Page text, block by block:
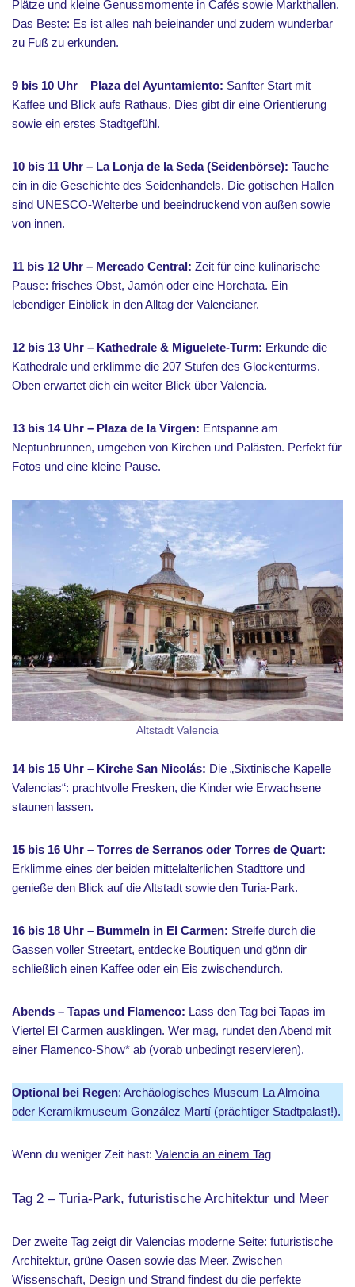
Plätze und kleine Genussmomente in Cafés sowie Markthallen.
Das Beste: Es ist alles nah beieinander und zudem wunderbar
zu Fuß zu erkunden.
9 bis 10 Uhr – Plaza del Ayuntamiento: Sanfter Start mit
Kaffee und Blick aufs Rathaus. Dies gibt dir eine Orientierung
sowie ein erstes Stadtgefühl.
10 bis 11 Uhr – La Lonja de la Seda (Seidenbörse): Tauche
ein in die Geschichte des Seidenhandels. Die gotischen Hallen
sind UNESCO-Welterbe und beeindruckend von außen sowie
von innen.
11 bis 12 Uhr – Mercado Central: Zeit für eine kulinarische
Pause: frisches Obst, Jamón oder eine Horchata. Ein
lebendiger Einblick in den Alltag der Valencianer.
12 bis 13 Uhr – Kathedrale & Miguelete-Turm: Erkunde die
Kathedrale und erklimme die 207 Stufen des Glockenturms.
Oben erwartet dich ein weiter Blick über Valencia.
13 bis 14 Uhr – Plaza de la Virgen: Entspanne am
Neptunbrunnen, umgeben von Kirchen und Palästen. Perfekt für
Fotos und eine kleine Pause.
Altstadt Valencia
14 bis 15 Uhr – Kirche San Nicolás: Die „Sixtinische Kapelle
Valencias“: prachtvolle Fresken, die Kinder wie Erwachsene
staunen lassen.
15 bis 16 Uhr – Torres de Serranos oder Torres de Quart:
Erklimme eines der beiden mittelalterlichen Stadttore und
genieße den Blick auf die Altstadt sowie den Turia-Park.
16 bis 18 Uhr – Bummeln in El Carmen: Streife durch die
Gassen voller Streetart, entdecke Boutiquen und gönn dir
schließlich einen Kaffee oder ein Eis zwischendurch.
Abends – Tapas und Flamenco: Lass den Tag bei Tapas im
Viertel El Carmen ausklingen. Wer mag, rundet den Abend mit
einer Flamenco-Show* ab (vorab unbedingt reservieren).
Optional bei Regen: Archäologisches Museum La Almoina
oder Keramikmuseum González Martí (prächtiger Stadtpalast!).
Wenn du weniger Zeit hast: Valencia an einem Tag
Tag 2 – Turia-Park, futuristische Architektur und Meer
Der zweite Tag zeigt dir Valencias moderne Seite: futuristische
Architektur, grüne Oasen sowie das Meer. Zwischen
Wissenschaft, Design und Strand findest du die perfekte